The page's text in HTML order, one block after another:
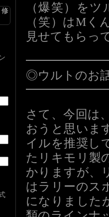
（爆笑）を
（笑）はM
見せてもらっ
◎ウルトのお
さて、今回は
おうと思いま
イルを推奨し
たリキモリ製
かりますが、
はラリーのス
になりました